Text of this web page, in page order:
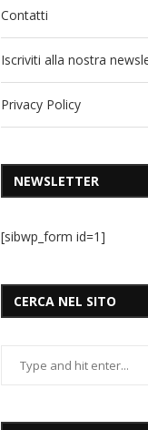
Contatti
Iscriviti alla nostra
Privacy Policy
NEWSLETTER
[sibwp_form id=1]
CERCA NEL SITO